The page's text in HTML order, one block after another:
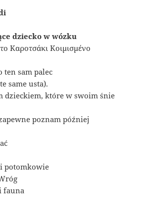
dziecko w wózku
Καροτσάκι Κοιμισμένο
ten sam palec
same usta).
dzieckiem, które w swoim śnie
poznam później
potomkowie
fauna